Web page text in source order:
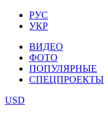
РУС
УКР
ВИДЕО
ФОТО
ПОПУЛЯРНЫЕ
СПЕЦПРОЕКТЫ
USD